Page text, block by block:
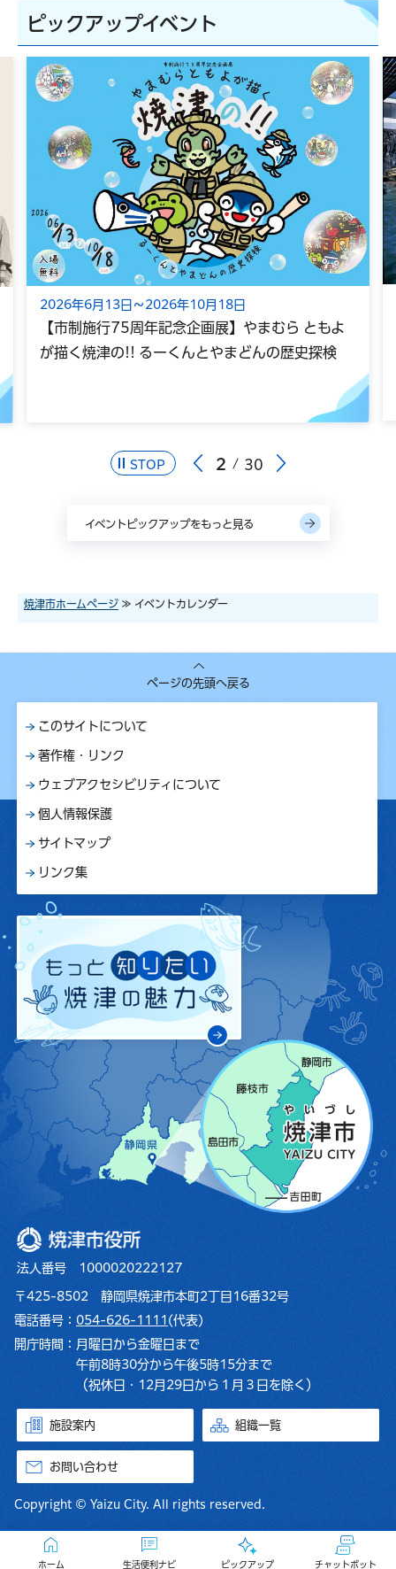
ホーム 生活便利ナビ ピックアップ チャットボット
ピックアップイベント
STOP 2 30
2026年6月13日～2026年10月18日
【市制施行75周年記念企画展】やまむら ともよ
が描く焼津の!! るーくんとやまどんの歴史探検
イベントピックアップをもっと見る
焼津市ホームページ ≫ イベントカレンダー
ページの先頭へ戻る
このサイトについて
著作権・リンク
ウェブアクセシビリティについて
個人情報保護
サイトマップ
リンク集
焼津市役所
法人番号 1000020222127
〒425-8502 静岡県焼津市本町2丁目16番32号
電話番号： 054-626-1111 (代表)
開庁時間： 月曜日から金曜日まで
午前8時30分から午後5時15分まで
（祝休日・12月29日から１月３日を除く）
施設案内 組織一覧
お問い合わせ
Copyright © Yaizu City. All rights reserved.